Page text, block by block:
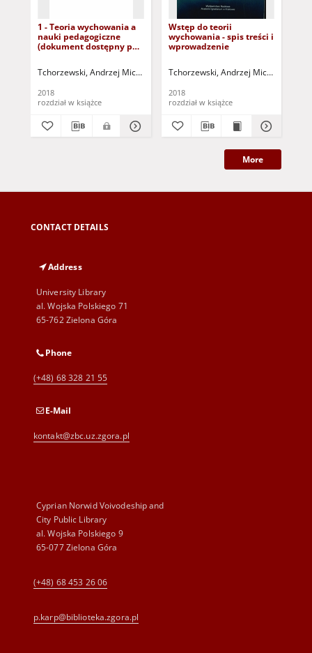
1 - Teoria wychowania a
nauki pedagogiczne
(dokument dostępny po
wzroku)
Tchorzewski, Andrzej Michał (1943- )
2018
rozdział w książce
Wstęp do teorii
wychowania - spis treści i
wprowadzenie
Tchorzewski, Andrzej Michał (1943- )
2018
rozdział w książce
More
CONTACT DETAILS
Address
University Library
al. Wojska Polskiego 71
65-762 Zielona Góra
Phone
(+48) 68 328 21 55
E-Mail
kontakt@zbc.uz.zgora.pl
Cyprian Norwid Voivodeship and
City Public Library
al. Wojska Polskiego 9
65-077 Zielona Góra
(+48) 68 453 26 06
p.karp@biblioteka.zgora.pl